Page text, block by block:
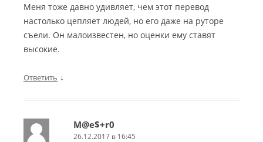
Меня тоже давно удивляет, чем этот перевод
настолько цепляет людей, но его даже на руторе
съели. Он малоизвестен, но оценки ему ставят
высокие.
Ответить ↓
M@e$+r0
26.12.2017 в 16:45